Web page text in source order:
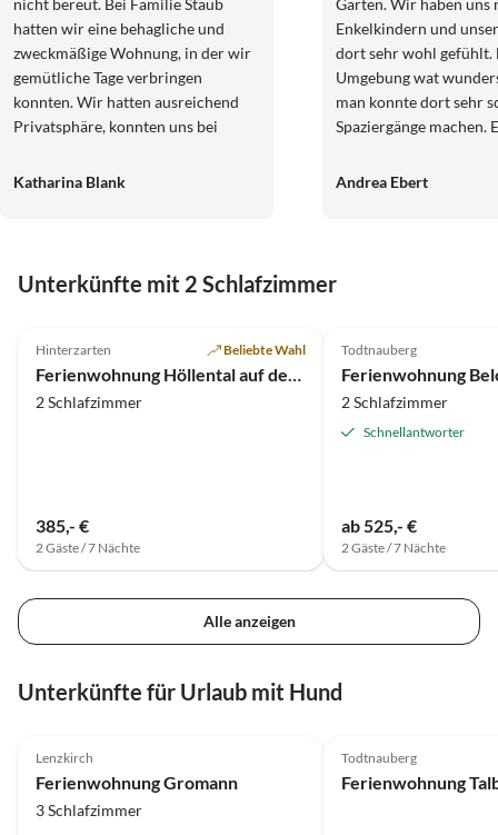
nicht bereut. Bei Familie Staub
hatten wir eine behagliche und
zweckmäßige Wohnung, in der wir
gemütliche Tage verbringen
konnten. Wir hatten ausreichend
Privatsphäre, konnten uns bei
Gastgeber wenden. Die gute
Wanderungen in der wunderbaren
Natur (in unmittelbarer Nähe) tat
dem Auto oder der kostenlosen
Möglichkeit Bus und Bahn zu
nutzen, wir fanden zahlreiche
Weihnacht" für ein kleines
Lagerfeuer im Schnee.
Katharina Blank
Garten. Wir haben uns
Enkelkindern und
dort sehr wohl gefühlt.
Umgebung wat
man konnte dort sehr
Spaziergänge machen.
Wir können das alles
Andrea Ebert
Unterkünfte mit 2 Schlafzimmer
Hinterzarten Beliebte Wahl
2 Schlafzimmer
385,- €
2 Gäste / 7 Nächte
Todtnauberg
2 Schlafzimmer
Schnellantworter
ab 525,- €
2 Gäste / 7 Nächte
Alle anzeigen
Unterkünfte für Urlaub mit Hund
Lenzkirch
Ferienwohnung Gromann
3 Schlafzimmer
Todtnauberg
Ferienwohnung